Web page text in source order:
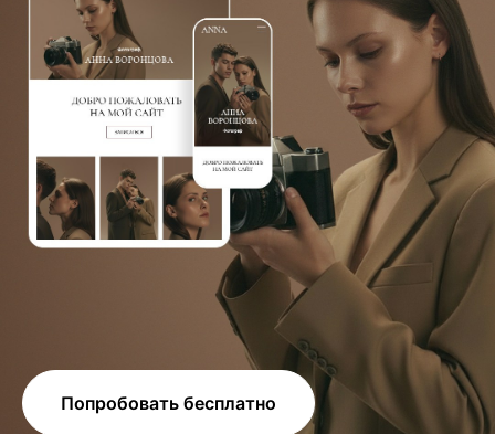
Попробовать бесплатно